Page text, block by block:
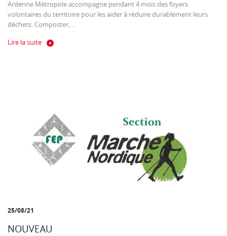
Ardenne Métropole accompagne pendant 4 mois des foyers
volontaires du territoire pour les aider à réduire durablement leurs
déchets. Composter,...
Lire la suite
25/08/21
NOUVEAU